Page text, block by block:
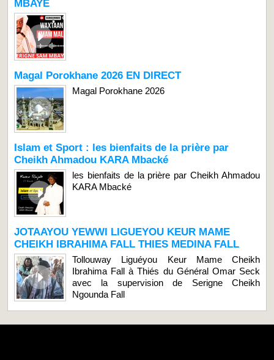
MBAYE
Magal Porokhane 2026 EN DIRECT
Magal Porokhane 2026
Islam et Sport : les bienfaits de la prière par
Cheikh Ahmadou KARA Mbacké
les bienfaits de la prière par Cheikh Ahmadou
KARA Mbacké
JOTAAYOU YEWWI LIGUEYOU KEUR MAME
CHEIKH IBRAHIMA FALL THIES MEDINA FALL
Tollouway Liguéyou Keur Mame Cheikh
Ibrahima Fall à Thiés du Général Omar Seck
avec la supervision de Serigne Cheikh
Ngounda Fall